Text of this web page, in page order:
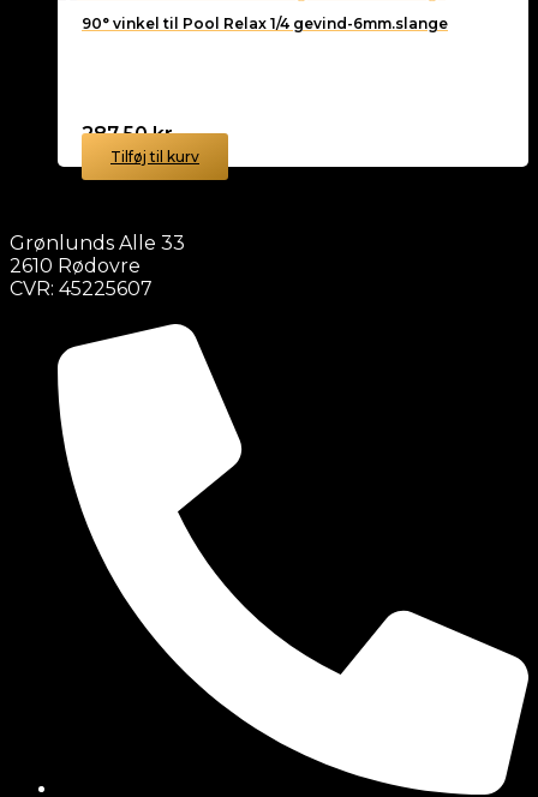
90° vinkel til Pool Relax 1/4 gevind-6mm.slange
287,50kr.
Tilføj til kurv
Grønlunds Alle 33
2610 Rødovre
CVR: 45225607